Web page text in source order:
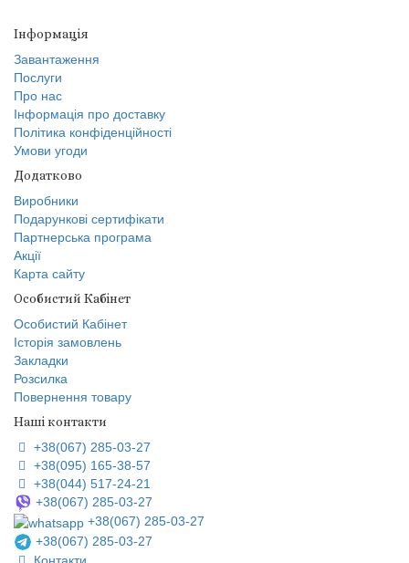
Інформація
Завантаження
Послуги
Про нас
Інформація про доставку
Політика конфіденційності
Умови угоди
Додатково
Виробники
Подарункові сертифікати
Партнерська програма
Акції
Карта сайту
Особистий Кабінет
Особистий Кабінет
Історія замовлень
Закладки
Розсилка
Повернення товару
Наші контакти
+38(067) 285-03-27
+38(095) 165-38-57
+38(044) 517-24-21
+38(067) 285-03-27
+38(067) 285-03-27
+38(067) 285-03-27